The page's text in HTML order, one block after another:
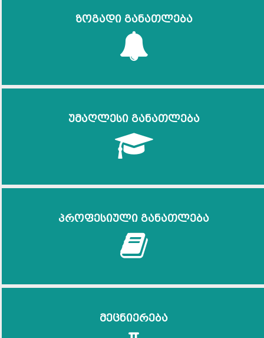
ზოგადი განათლება
უმაღლესი განათლება
პროფესიული განათლება
მეცნიერება